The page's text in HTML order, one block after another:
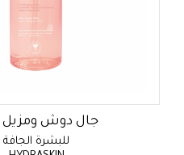
جال دوش
للبشرة الجافة